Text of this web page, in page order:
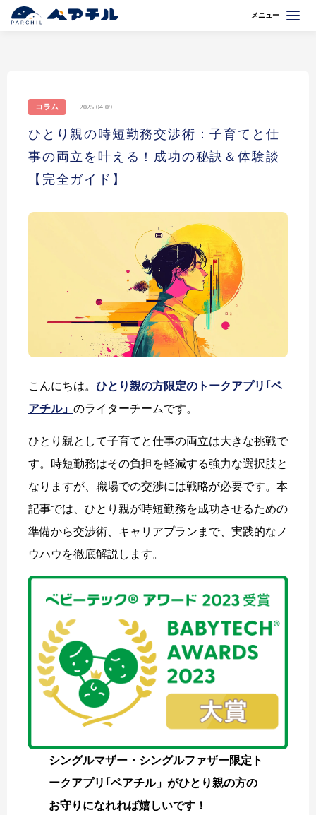
メニュー
コラム 2025.04.09
ひとり親の時短勤務交渉術：子育てと仕
事の両立を叶える！成功の秘訣＆体験談
【完全ガイド】
こんにちは。 ひとり親の方限定のトークアプリ｢ペ
アチル」 のライターチームです。
ひとり親として子育てと仕事の両立は大きな挑戦で
す。時短勤務はその負担を軽減する強力な選択肢と
なりますが、職場での交渉には戦略が必要です。本
記事では、ひとり親が時短勤務を成功させるための
準備から交渉術、キャリアプランまで、実践的なノ
ウハウを徹底解説します。
シングルマザー・シングルファザー限定ト
ークアプリ｢ペアチル」がひとり親の方の
お守りになれれば嬉しいです！